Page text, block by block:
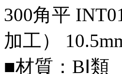
300角平
加工）
■材質：BⅠ類